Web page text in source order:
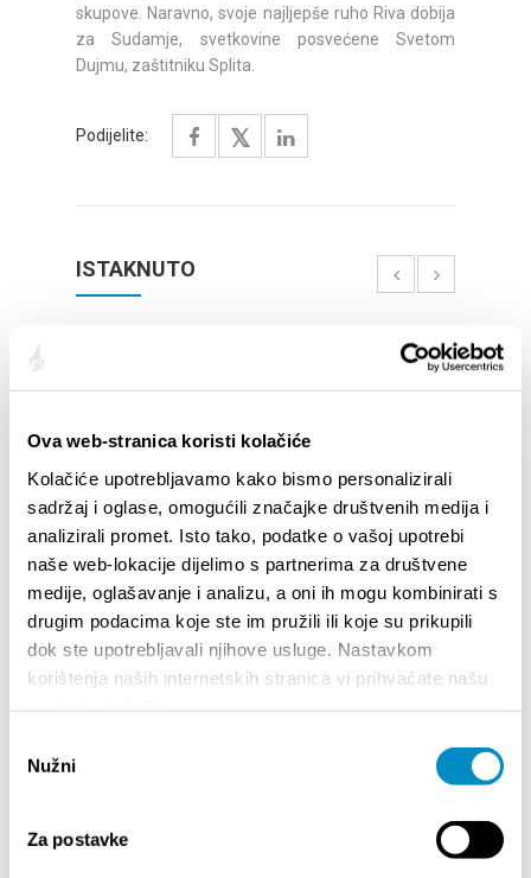
Ova web-stranica koristi kolačiće
Kolačiće upotrebljavamo kako bismo personalizirali
sadržaj i oglase, omogućili značajke društvenih medija i
analizirali promet. Isto tako, podatke o vašoj upotrebi
naše web-lokacije dijelimo s partnerima za društvene
medije, oglašavanje i analizu, a oni ih mogu kombinirati s
drugim podacima koje ste im pružili ili koje su prikupili
dok ste upotrebljavali njihove usluge. Nastavkom
korištenja naših internetskih stranica vi prihvaćate našu
pristanka
Nužni
Za postavke
skupove. Naravno, svoje najljepše ruho Riva dobija
za Sudamje, svetkovine posvećene Svetom
Dujmu, zaštitniku Splita.
Podijelite:
ISTAKNUTO
STUPA NA SNAGU POČETKOM 2027. - VAŽNA
INFORMACIJA – IZDAVANJE REGISTRACIJSKOG
BROJA